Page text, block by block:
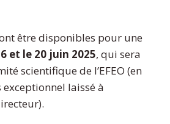
être disponibles pour une
et le 20 juin 2025, qui sera
scientifique de l’EFEO (en
laissé à